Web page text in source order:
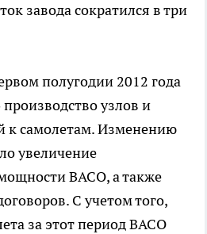
завода сократился в три
полугодии 2012 года
узлов и
к самолетам. Изменению
увеличение
ВАСО, а также
С учетом того,
за этот период ВАСО